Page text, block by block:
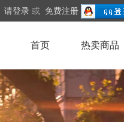
请登录 或 免费注册
首页 热卖商品